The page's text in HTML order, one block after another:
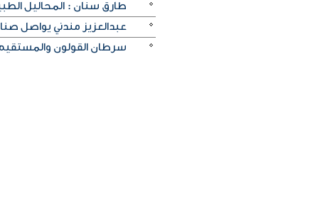
طارق سنان : المحاليل
عبدالعزيز مندني يواصل
سرطان القولون والمستقيم